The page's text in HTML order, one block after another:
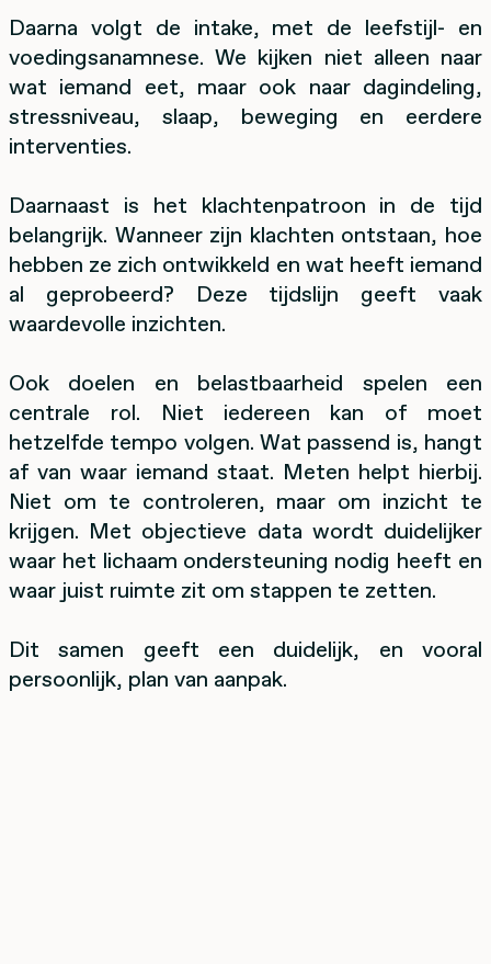
Daarna volgt de intake, met de leefstijl- en
voedingsanamnese. We kijken niet alleen naar
wat iemand eet, maar ook naar dagindeling,
stressniveau, slaap, beweging en eerdere
interventies.
Daarnaast is het klachtenpatroon in de tijd
belangrijk. Wanneer zijn klachten ontstaan, hoe
hebben ze zich ontwikkeld en wat heeft iemand
al geprobeerd? Deze tijdslijn geeft vaak
waardevolle inzichten.
Ook doelen en belastbaarheid spelen een
centrale rol. Niet iedereen kan of moet
hetzelfde tempo volgen. Wat passend is, hangt
af van waar iemand staat. Meten helpt hierbij.
Niet om te controleren, maar om inzicht te
krijgen. Met objectieve data wordt duidelijker
waar het lichaam ondersteuning nodig heeft en
waar juist ruimte zit om stappen te zetten.
Dit samen geeft een duidelijk, en vooral
persoonlijk, plan van aanpak.